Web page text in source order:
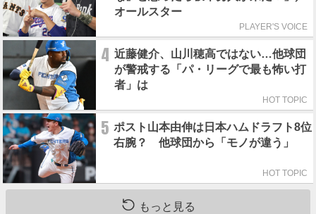
オールスター
PLAYER'S VOICE
4 近藤健介、山川穂高ではない…他球団
が警戒する「パ・リーグで最も怖い打
者」は
HOT TOPIC
5 ポスト山本由伸は日本ハムドラフト8位
右腕？ 他球団から「モノが違う」
HOT TOPIC
もっと見る